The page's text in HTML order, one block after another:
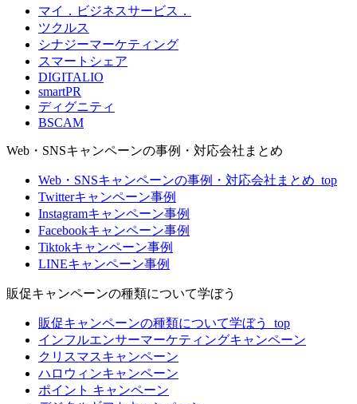
マイ．ビジネスサービス．
ツクルス
シナジーマーケティング
スマートシェア
DIGITALIO
smartPR
ディグニティ
BSCAM
Web・SNSキャンペーンの事例・対応会社まとめ
Web・SNSキャンペーンの事例・対応会社まとめ_top
Twitterキャンペーン事例
Instagramキャンペーン事例
Facebookキャンペーン事例
Tiktokキャンペーン事例
LINEキャンペーン事例
販促キャンペーンの種類について学ぼう
販促キャンペーンの種類について学ぼう_top
インフルエンサーマーケティングキャンペーン
クリスマスキャンペーン
ハロウィンキャンペーン
ポイント キャンペーン